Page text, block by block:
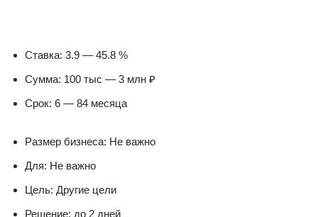
Ставка: 3.9 — 45.8 %
Сумма: 100 тыс — 3 млн ₽
Срок: 6 — 84 месяца
Размер бизнеса: Не важно
Для: Не важно
Цель: Другие цели
Решение: до 2 дней